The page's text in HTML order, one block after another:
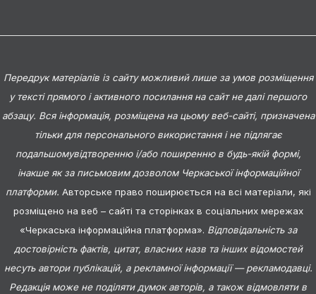
Передрук матеріалів із сайту можливий лише за умов розміщення
у тексті прямого і активного посилання на сайт не далі першого
абзацу. Вся інформація, розміщена на цьому веб-сайті, призначена
тільки для персонального використання і не підлягає
подальшомувідтворенню і/або поширенню в будь-якій формі,
інакше як за письмовим дозволом Черкаської інформаційної
платформи. Авторське право поширюється на всі матеріали, які
розміщено на веб – сайті та сторінках в соціальних мережах
«Черкаська інформаційна платформа». Відповідальність за
достовірність фактів, цитат, власних назв та інших відомостей
несуть автори публікацій, а рекламної інформації — рекламодавці.
Редакція може не поділяти думок авторів, а також відмовляти в